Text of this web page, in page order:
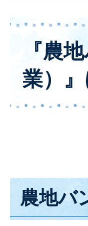
『農
業）
農地バ